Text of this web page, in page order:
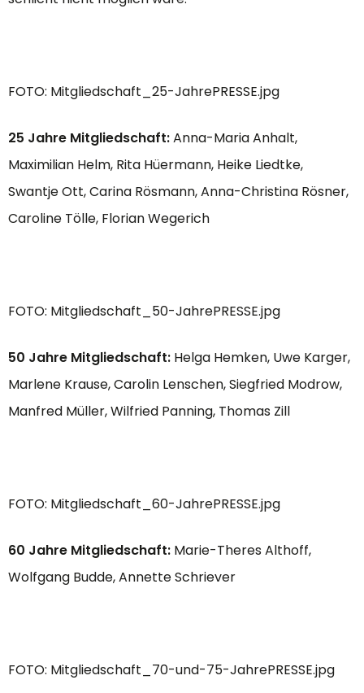
FOTO: Mitgliedschaft_25-JahrePRESSE.jpg
25 Jahre Mitgliedschaft:Anna-Maria Anhalt,
Maximilian Helm, Rita Hüermann, Heike Liedtke,
Swantje Ott, Carina Rösmann, Anna-Christina Rösner,
Caroline Tölle, Florian Wegerich
FOTO: Mitgliedschaft_50-JahrePRESSE.jpg
50 Jahre Mitgliedschaft: Helga Hemken, Uwe Karger,
Marlene Krause, Carolin Lenschen, Siegfried Modrow,
Manfred Müller, Wilfried Panning, Thomas Zill
FOTO: Mitgliedschaft_60-JahrePRESSE.jpg
60 Jahre Mitgliedschaft: Marie-Theres Althoff,
Wolfgang Budde, Annette Schriever
FOTO: Mitgliedschaft_70-und-75-JahrePRESSE.jpg